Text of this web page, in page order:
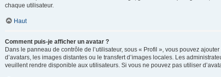
chaque utilisateur.
Haut
Comment puis-je afficher un avatar ?
Dans le panneau de contrôle de l’utilisateur, sous « Profil », vous pouvez
d’avatars, les images distantes ou le transfert d’images locales. Les
veuillent rendre disponible aux utilisateurs. Si vous ne pouvez pas utiliser